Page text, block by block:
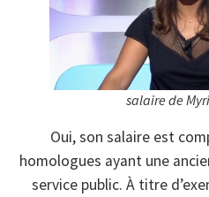
salaire de
Oui, son salaire est
homologues ayant une
service public. À titre